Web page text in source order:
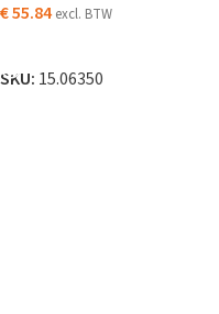
€55.84 excl. BTW
SKU: 15.06350